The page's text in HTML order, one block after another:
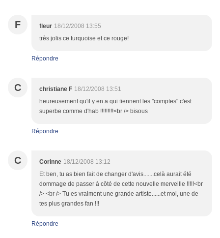
F fleur 18/12/2008 13:55
très jolis ce turquoise et ce rouge!
Répondre
C christiane F 18/12/2008 13:51
heureusement qu'il y en a qui tiennent les "comptes" c'est
superbe comme d'hab !!!!!!!!!<br /> bisous
Répondre
C Corinne 18/12/2008 13:12
Et ben, tu as bien fait de changer d'avis.......celà aurait été
dommage de passer à côté de cette nouvelle merveille !!!!!<br
/> <br /> Tu es vraiment une grande artiste......et moi, une de
tes plus grandes fan !!!
Répondre